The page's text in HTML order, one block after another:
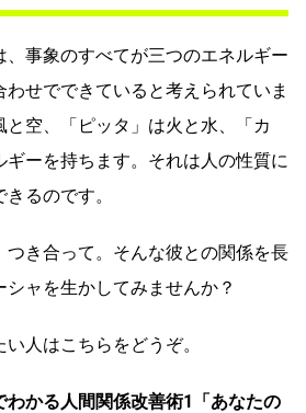
、事象のすべてが三つのエネルギー
わせでできていると考えられていま
空、「ピッタ」は火と水、「カ
ーを持ちます。それは人の性質に
るのです。
つき合って。そんな彼との関係を長
シャを生かしてみませんか？
人はこちらをどうぞ。
かる人間関係改善術1「あなたの